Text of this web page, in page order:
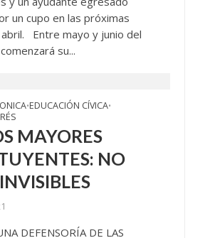
un cupo en las próximas
Entre mayo y junio del
su...
•EDUCACIÓN CÍVICA•
MAYORES
NO
DEFENSORÍA DE LAS